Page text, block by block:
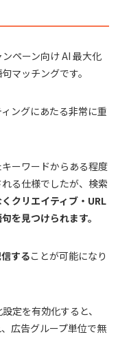
ペーン向け AI 最大化
マッチングです。
ングにあたる非常に重
ーワードからある程度
る仕様でしたが、検索
クリエイティブ・URL
を見つけられます。
することが可能になり
定を有効化すると、
広告グループ単位で無